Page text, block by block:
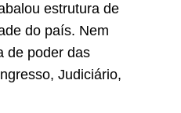
estrutura de
do país. Nem
de poder das
Judiciário,